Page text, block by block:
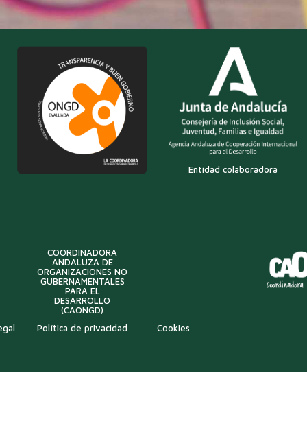
Entidad colaboradora
COORDINADORA
ANDALUZA DE
ORGANIZACIONES NO
GUBERNAMENTALES
PARA EL
DESARROLLO
(CAONGD)
Política de privacidad Cookies